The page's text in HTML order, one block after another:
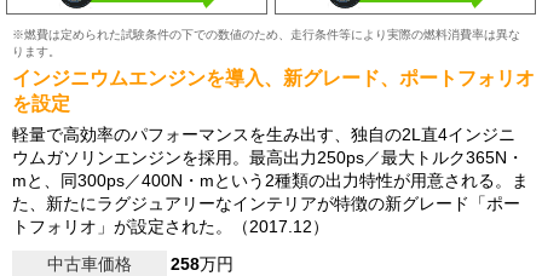
※燃費は定められた試験条件の下での数値のため、走行条件等により実際の燃料消費率は異な
ります。
インジニウムエンジンを導入、新グレード、ポートフォリオ
を設定
軽量で高効率のパフォーマンスを生み出す、独自の2L直4インジニ
ウムガソリンエンジンを採用。最高出力250ps／最大トルク365N・
mと、同300ps／400N・mという2種類の出力特性が用意される。ま
た、新たにラグジュアリーなインテリアが特徴の新グレード「ポー
トフォリオ」が設定された。（2017.12）
中古車価格
258万円